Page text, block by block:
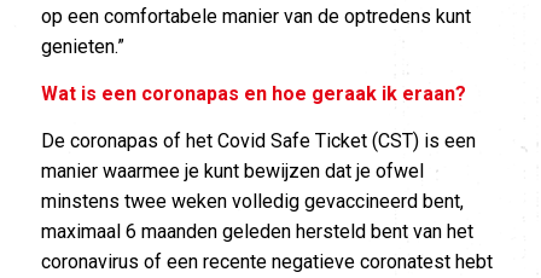
op een comfortabele manier van de optredens kunt
genieten.”
Wat is een coronapas en hoe geraak ik eraan?
De coronapas of het Covid Safe Ticket (CST) is een
manier waarmee je kunt bewijzen dat je ofwel
minstens twee weken volledig gevaccineerd bent,
maximaal 6 maanden geleden hersteld bent van het
coronavirus of een recente negatieve coronatest hebt